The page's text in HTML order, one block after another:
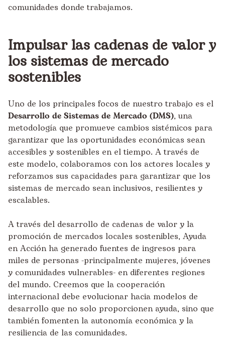
comunidades donde trabajamos.
Impulsar las cadenas de valor y
los sistemas de mercado
sostenibles
Uno de los principales focos de nuestro trabajo es el
Desarrollo de Sistemas de Mercado (DMS), una
metodología que promueve cambios sistémicos para
garantizar que las oportunidades económicas sean
accesibles y sostenibles en el tiempo. A través de
este modelo, colaboramos con los actores locales y
reforzamos sus capacidades para garantizar que los
sistemas de mercado sean inclusivos, resilientes y
escalables.
A través del desarrollo de cadenas de valor y la
promoción de mercados locales sostenibles, Ayuda
en Acción ha generado fuentes de ingresos para
miles de personas -principalmente mujeres, jóvenes
y comunidades vulnerables- en diferentes regiones
del mundo. Creemos que la cooperación
internacional debe evolucionar hacia modelos de
desarrollo que no solo proporcionen ayuda, sino que
también fomenten la autonomía económica y la
resiliencia de las comunidades.